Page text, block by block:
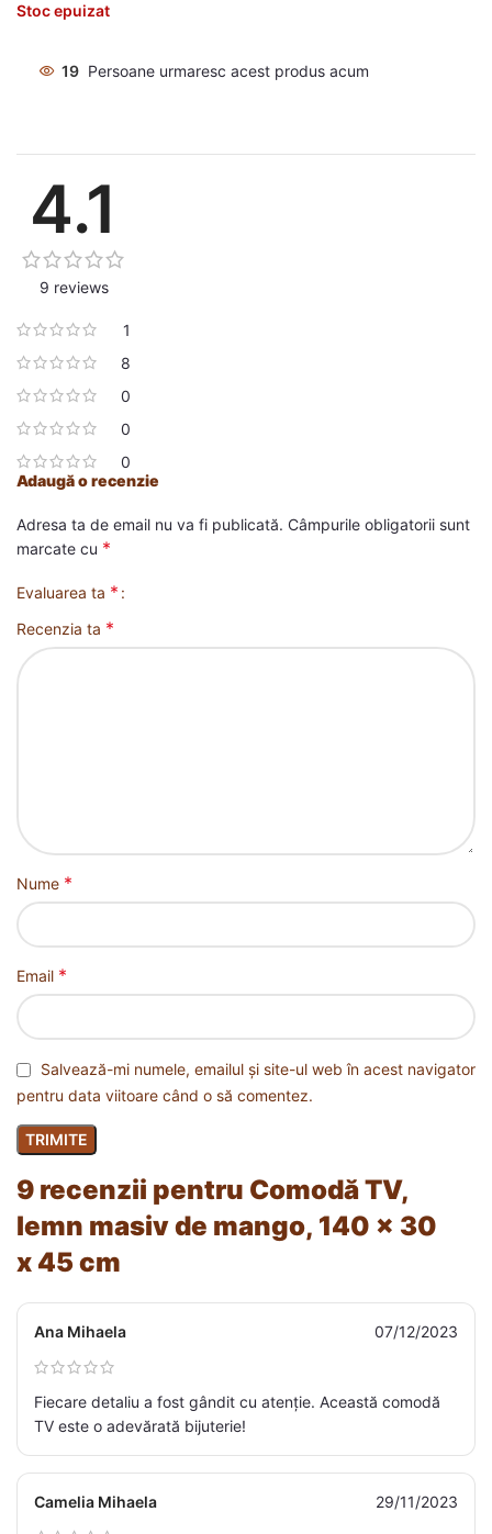
Stoc epuizat
19 Persoane urmaresc acest produs acum
4.1
9 reviews
1
8
0
0
0
9 recenzii pentru Comodă TV,
lemn masiv de mango, 140 x 30
x 45 cm
Ana Mihaela 07/12/2023
Fiecare detaliu a fost gândit cu atenție. Această comodă
TV este o adevărată bijuterie!
Camelia Mihaela 29/11/2023
Adaugă o recenzie
Adresa ta de email nu va fi publicată. Câmpurile obligatorii sunt
marcate cu *
Evaluarea ta *
Recenzia ta *
Nume *
Email *
Salvează-mi numele, emailul și site-ul web în acest navigator
pentru data viitoare când o să comentez.